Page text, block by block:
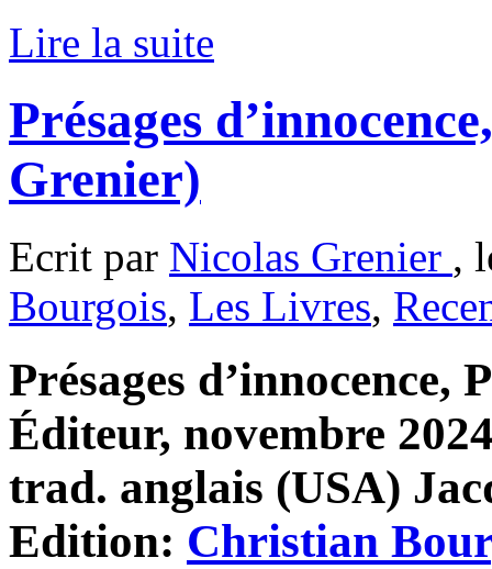
Lire la suite
Présages
Grenier)
Ecrit par Nicolas Grenier ,
Bourgois, Les Livres,
Présages
Éditeur, novembre
trad. anglais (USA)
Edition: Christian